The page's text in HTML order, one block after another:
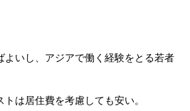
よいし、アジアで働く経験をとる若者
は居住費を考慮しても安い。